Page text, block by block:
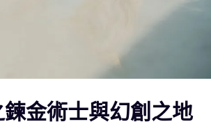
金術士與幻創之地